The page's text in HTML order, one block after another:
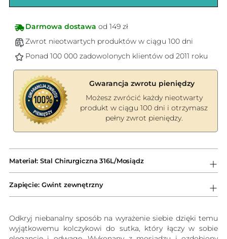
Darmowa dostawa od 149 zł
Zwrot nieotwartych produktów w ciągu 100 dni
Ponad 100 000 zadowolonych klientów od 2011 roku
Gwarancja zwrotu pieniędzy
Możesz zwrócić każdy nieotwarty
produkt w ciągu 100 dni i otrzymasz
pełny zwrot pieniędzy.
do
koszyka
Materiał: Stal Chirurgiczna 316L/Mosiądz
Zapięcie: Gwint zewnętrzny
Odkryj niebanalny sposób na wyrażenie siebie dzięki temu
wyjątkowemu kolczykowi do sutka, który łączy w sobie